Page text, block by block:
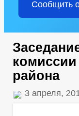
Сообщить
района
3 апреля,